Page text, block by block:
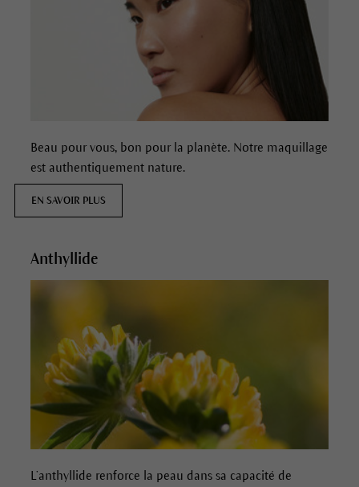
Beau pour vous, bon pour la planète. Notre maquillage
est authentiquement nature.
EN SAVOIR PLUS
Anthyllide
L’anthyllide renforce la peau dans sa capacité de